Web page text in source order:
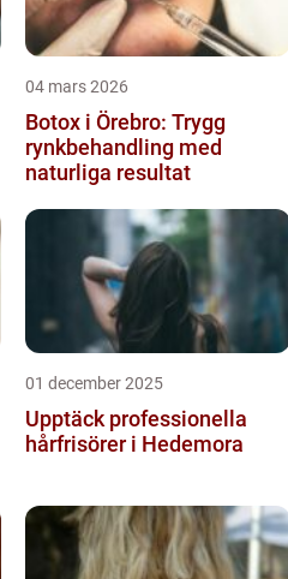
04 mars 2026
Botox i Örebro: Trygg
rynkbehandling med
naturliga resultat
01 december 2025
Upptäck professionella
hårfrisörer i Hedemora